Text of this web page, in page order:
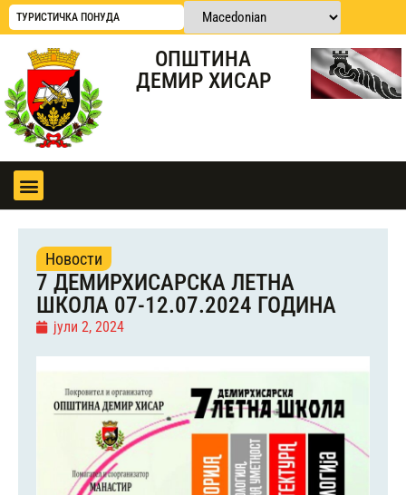
ТУРИСТИЧКА ПОНУДА
ОПШТИНА
ДЕМИР ХИСАР
Новости
7 ДЕМИРХИСАРСКА ЛЕТНА
ШКОЛА 07-12.07.2024 ГОДИНА
јули 2, 2024